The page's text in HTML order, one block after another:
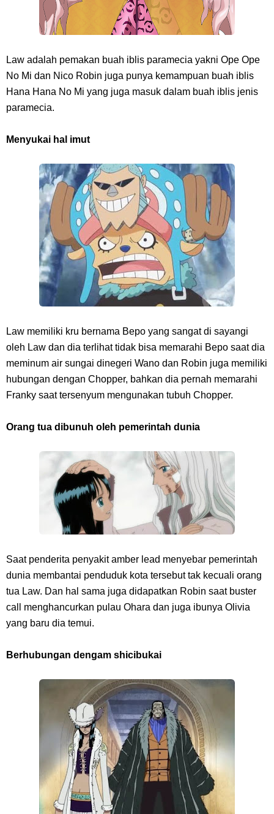
Law adalah pemakan buah iblis paramecia yakni Ope Ope
No Mi dan Nico Robin juga punya kemampuan buah iblis
Hana Hana No Mi yang juga masuk dalam buah iblis jenis
paramecia.
Menyukai hal imut
Law memiliki kru bernama Bepo yang sangat di sayangi
oleh Law dan dia terlihat tidak bisa memarahi Bepo saat dia
meminum air sungai dinegeri Wano dan Robin juga memiliki
hubungan dengan Chopper, bahkan dia pernah memarahi
Franky saat tersenyum mengunakan tubuh Chopper.
Orang tua dibunuh oleh pemerintah dunia
Saat penderita penyakit amber lead menyebar pemerintah
dunia membantai penduduk kota tersebut tak kecuali orang
tua Law. Dan hal sama juga didapatkan Robin saat buster
call menghancurkan pulau Ohara dan juga ibunya Olivia
yang baru dia temui.
Berhubungan dengam shicibukai